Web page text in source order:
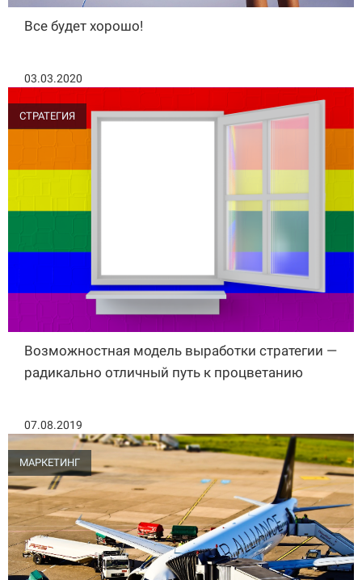
Все будет хорошо!
03.03.2020
СТРАТЕГИЯ
Возможностная модель выработки стратегии —
радикально отличный путь к процветанию
07.08.2019
МАРКЕТИНГ